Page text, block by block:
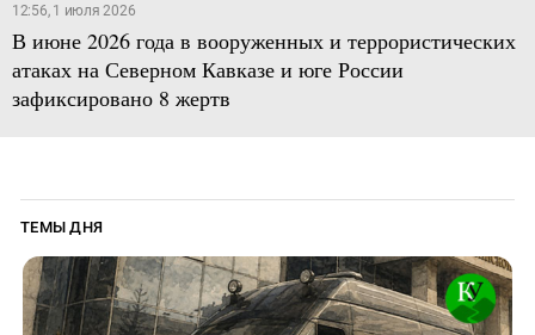
12:56, 1 июля 2026
В июне 2026 года в вооруженных и террористических
атаках на Северном Кавказе и юге России
зафиксировано 8 жертв
ТЕМЫ ДНЯ